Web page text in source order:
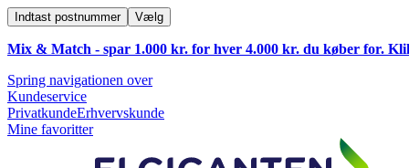
Indtast postnummer Vælg
Mix & Match - spar 1.000 kr. for hver 4.000 kr. du køber for.
Spring navigationen over
Kundeservice
PrivatkundeErhvervskunde
Mine favoritter